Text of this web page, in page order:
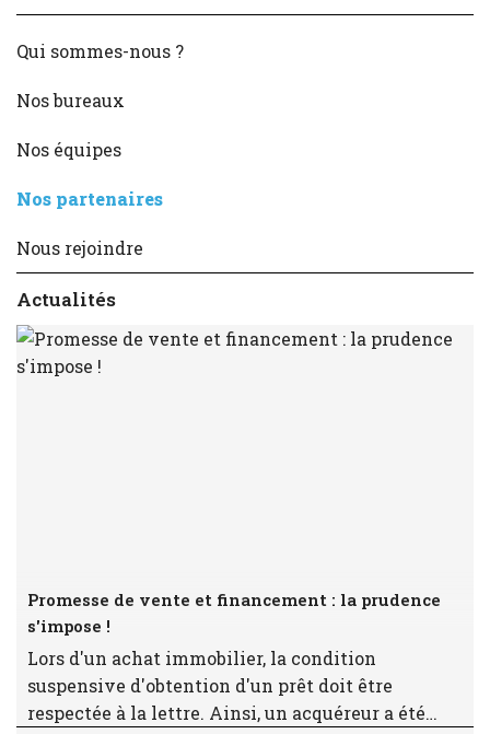
Chef d’entreprise et particuliers
Informatique
Qui sommes-nous ?
Nos bureaux
Nos équipes
Nos partenaires
Nous rejoindre
Actualités
Promesse de vente et financement : la prudence
s'impose !
Lors d'un achat immobilier, la condition
suspensive d'obtention d'un prêt doit être
respectée à la lettre. Ainsi, un acquéreur a été